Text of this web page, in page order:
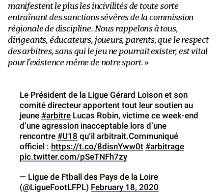
manifestent le plus les incivilités de toute sorte
entraînant des sanctions sévères de la commission
régionale de discipline. Nous rappelons à tous,
dirigeants, éducateurs, joueurs, parents, que le respect
des arbitres, sans qui le jeu ne pourrait exister, est vital
pour l’existence même de notre sport. »
Le Président de la Ligue Gérard Loison et son
comité directeur apportent tout leur soutien au
jeune #arbitre Lucas Robin, victime ce week-end
d’une agression inacceptable lors d’une
rencontre #U18 qu’il arbitrait.Communiqué
officiel : https://t.co/8disnYww0t #arbitrage
pic.twitter.com/pSeTNFh7zy
— Ligue de Ftball des Pays de la Loire
(@LigueFootLFPL) February 18, 2020